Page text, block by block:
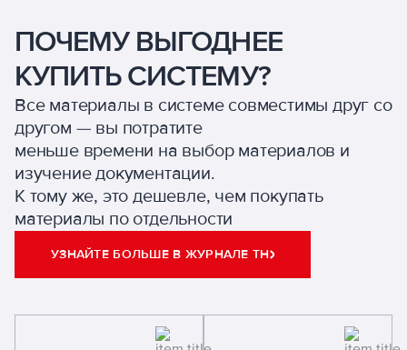
ПОЧЕМУ ВЫГОДНЕЕ
КУПИТЬ СИСТЕМУ?
Все материалы в системе совместимы друг со
другом — вы потратите
меньше времени на выбор материалов и
изучение документации.
К тому же, это дешевле, чем покупать
материалы по отдельности
УЗНАЙТЕ БОЛЬШЕ В ЖУРНАЛЕ ТН